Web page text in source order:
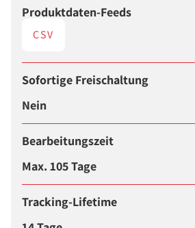
Produktdaten-Feeds
CSV
Sofortige Freischaltung
Nein
Bearbeitungszeit
Max. 105 Tage
Tracking-Lifetime